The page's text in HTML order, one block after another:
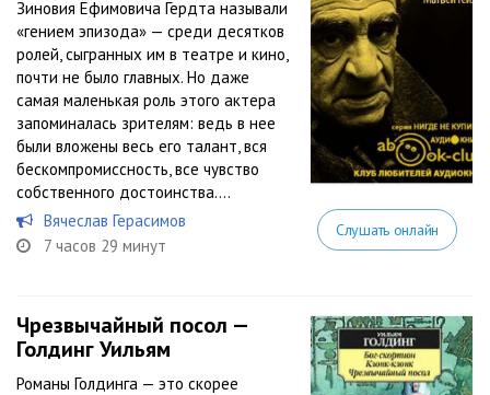
Зиновия Ефимовича Гердта называли
«гением эпизода» — среди десятков
ролей, сыгранных им в театре и кино,
почти не было главных. Но даже
самая маленькая роль этого актера
запоминалась зрителям: ведь в нее
были вложены весь его талант, вся
бескомпромиссность, все чувство
собственного достоинства....
Вячеслав Герасимов
7 часов 29 минут
Слушать онлайн
Чрезвычайный посол —
Голдинг Уильям
Романы Голдинга — это скорее